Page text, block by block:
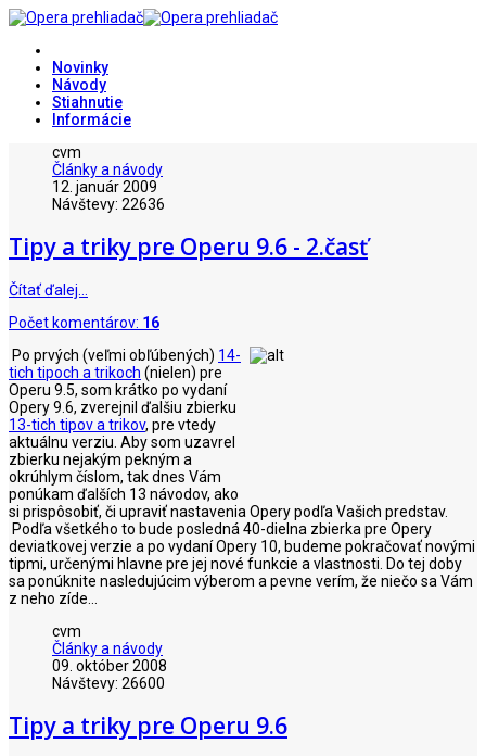
Novinky
Návody
Stiahnutie
Informácie
cvm
Články a návody
12. január 2009
Návštevy: 22636
Tipy a triky pre Operu 9.6 - 2.časť
Čítať ďalej…
Počet komentárov: 16
Po prvých (veľmi obľúbených) 14-
tich tipoch a trikoch (nielen) pre
Operu 9.5, som krátko po vydaní
Opery 9.6, zverejnil ďalšiu zbierku
13-tich tipov a trikov, pre vtedy
aktuálnu verziu. Aby som uzavrel
zbierku nejakým pekným a
okrúhlym číslom, tak dnes Vám
ponúkam ďalších 13 návodov, ako
si prispôsobiť, či upraviť nastavenia Opery podľa Vašich predstav.
Podľa všetkého to bude posledná 40-dielna zbierka pre Opery
deviatkovej verzie a po vydaní Opery 10, budeme pokračovať novými
tipmi, určenými hlavne pre jej nové funkcie a vlastnosti. Do tej doby
sa ponúknite nasledujúcim výberom a pevne verím, že niečo sa Vám
z neho zíde...
cvm
Články a návody
09. október 2008
Návštevy: 26600
Tipy a triky pre Operu 9.6